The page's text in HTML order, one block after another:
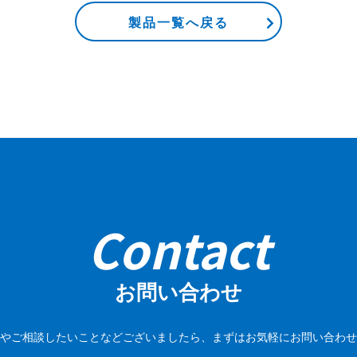
製品一覧へ戻る
Contact
お問い合わせ
ご相談したいことなどございましたら、 まずはお気軽にお問い合わせ